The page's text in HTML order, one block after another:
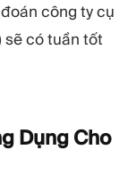
công ty cụ
sẽ có tuần tốt
Dụng Cho